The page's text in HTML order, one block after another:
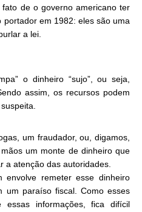
fato de o governo americano ter
em 1982: eles são uma
a lei.
o dinheiro “sujo”, ou seja,
assim, os recursos podem
um fraudador, ou, digamos,
um monte de dinheiro que
a atenção das autoridades.
envolve remeter esse dinheiro
um paraíso fiscal. Como esses
essas informações, fica difícil